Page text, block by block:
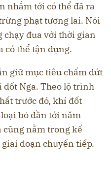
nhắm tới có thể đã ra
phạt tương lai. Nói
chạy đua với thời gian
có thể tận dụng.
giữ mục tiêu chấm dứt
Nga. Theo lộ trình
trước đó, khí đốt
bỏ dần tới năm
cũng nằm trong kế
đoạn chuyển tiếp.